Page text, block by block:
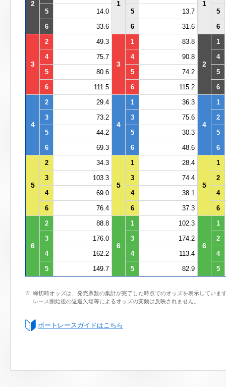
2 1 1
5
14.0 5 13.7
5
6
33.6 6 31.6 6
3
2 49.3
3
1 83.8
2
1
4
75.7 4 90.8
4
5
80.6 5 74.2
5
6
111.5 6 115.2 6
4
2 29.4
4
1 36.3
4
1
3
73.2 3 75.6
2
5
44.2 5 30.3
5
6
69.3 6 48.6 6
5
2 34.3
5
1 28.4
5
1
3
103.3 3 74.4
2
4
69.0 4 38.1
4
6
76.4 6 37.3 6
6
2 88.8
6
1 102.3
6
1
3
176.0 3 174.2
2
4
162.2 4 113.4
4
5
149.7 5 82.9 5
締切時オッズは、発売票数の集計が完了した時点でのオッズを表示していま
レース開始後の返還欠場等によるオッズの変動は反映されません。
ボートレースガイドはこちら